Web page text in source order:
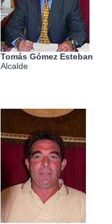
Tomás Gómez Esteban
Alcalde